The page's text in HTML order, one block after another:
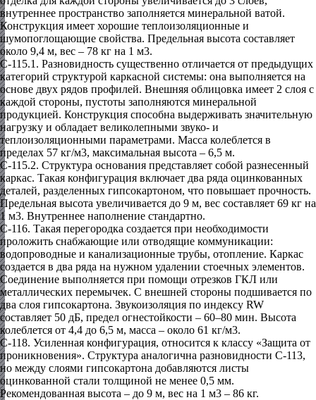
внутреннее пространство заполняется минеральной ватой.
Конструкция имеет хорошие теплоизоляционные и
шумопоглощающие свойства. Предельная высота составляет
около 9,4 м, вес – 78 кг на 1 м3.
С-115.1. Разновидность существенно отличается от предыдущих
категорий структурой каркасной системы: она выполняется на
основе двух рядов профилей. Внешняя облицовка имеет 2 слоя с
каждой стороны, пустоты заполняются минеральной
продукцией. Конструкция способна выдерживать значительную
нагрузку и обладает великолепными звуко- и
теплоизоляционными параметрами. Масса колеблется в
пределах 57 кг/м3, максимальная высота – 6,5 м.
С-115.2. Структура основания представляет собой разнесенный
каркас. Такая конфигурация включает два ряда оцинкованных
деталей, разделенных гипсокартоном, что повышает прочность.
Предельная высота увеличивается до 9 м, вес составляет 69 кг на
1 м3. Внутреннее наполнение стандартно.
С-116. Такая перегородка создается при необходимости
проложить снабжающие или отводящие коммуникации:
водопроводные и канализационные трубы, отопление. Каркас
создается в два ряда на нужном удалении стоечных элементов.
Соединение выполняется при помощи отрезков ГКЛ или
металлических перемычек. С внешней стороны подшивается по
два слоя гипсокартона. Звукоизоляция по индексу RW
составляет 50 дБ, предел огнестойкости – 60–80 мин. Высота
колеблется от 4,4 до 6,5 м, масса – около 61 кг/м3.
С-118. Усиленная конфигурация, относится к классу «Защита от
проникновения». Структура аналогична разновидности С-113,
но между слоями гипсокартона добавляются листы
оцинкованной стали толщиной не менее 0,5 мм.
Рекомендованная высота – до 9 м, вес на 1 м3 – 86 кг.